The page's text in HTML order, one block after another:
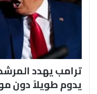
ترامب يهدد المرشد
يدوم طويلاً دون